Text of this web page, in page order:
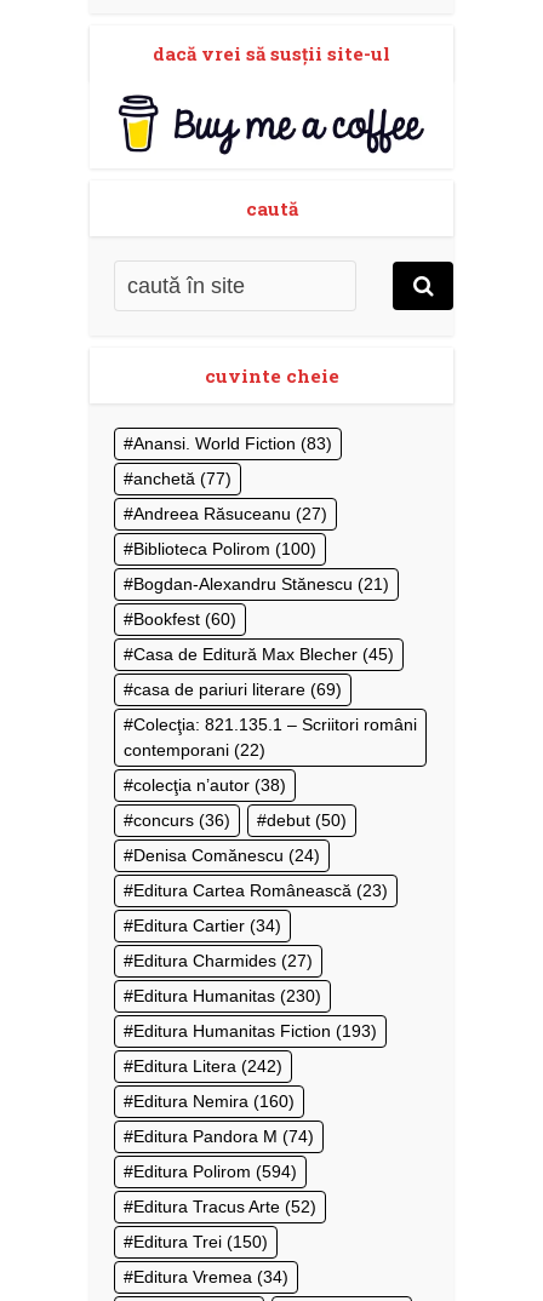
dacă vrei să susţii site-ul
caută
cuvinte cheie
Anansi. World Fiction (83)
anchetă (77)
Andreea Răsuceanu (27)
Biblioteca Polirom (100)
Bogdan-Alexandru Stănescu (21)
Bookfest (60)
Casa de Editură Max Blecher (45)
casa de pariuri literare (69)
Colecţia: 821.135.1 – Scriitori români
contemporani (22)
colecţia n’autor (38)
concurs (36) debut (50)
Denisa Comănescu (24)
Editura Cartea Românească (23)
Editura Cartier (34)
Editura Charmides (27)
Editura Humanitas (230)
Editura Humanitas Fiction (193)
Editura Litera (242)
Editura Nemira (160)
Editura Pandora M (74)
Editura Polirom (594)
Editura Tracus Arte (52)
Editura Trei (150)
Editura Vremea (34)